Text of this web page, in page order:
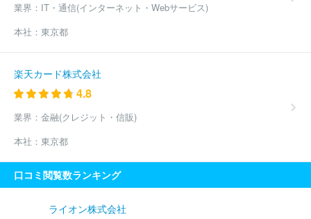
業界： IT・通信(インターネット・Webサービス)
本社： 東京都
楽天カード株式会社
4.8
業界： 金融(クレジット・信販)
本社： 東京都
口コミ閲覧数ランキング
ライオン株式会社